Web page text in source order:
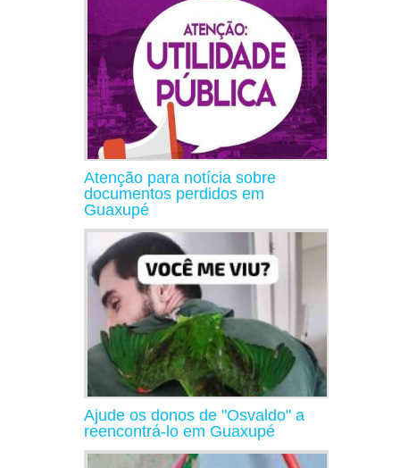
Atenção para notícia sobre
documentos perdidos em
Guaxupé
Ajude os donos de "Osvaldo" a
reencontrá-lo em Guaxupé